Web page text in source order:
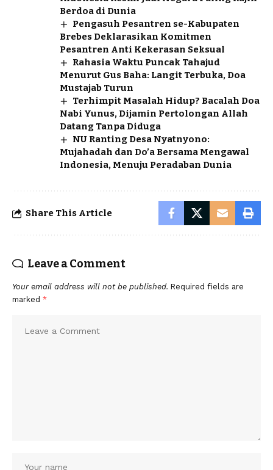
Berdoa di Dunia
Pengasuh Pesantren se-Kabupaten
Brebes Deklarasikan Komitmen
Pesantren Anti Kekerasan Seksual
Rahasia Waktu Puncak Tahajud
Menurut Gus Baha: Langit Terbuka, Doa
Mustajab Turun
Terhimpit Masalah Hidup? Bacalah Doa
Nabi Yunus, Dijamin Pertolongan Allah
Datang Tanpa Diduga
NU Ranting Desa Nyatnyono:
Mujahadah dan Do’a Bersama Mengawal
Indonesia, Menuju Peradaban Dunia
Share This Article
Leave a Comment
Your email address will not be published. Required fields are
marked *